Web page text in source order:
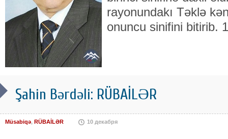
rayonundakı Təklə
onuncu sinifini bitirib.
Şahin Bərdəli: RÜBAİLƏR
Müsabiqə, RÜBAİLƏR 10 декабря